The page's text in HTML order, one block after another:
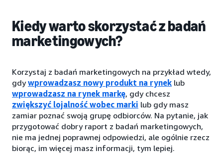
Kiedy warto skorzystać z badań
marketingowych?
Korzystaj z badań marketingowych na przykład wtedy,
gdywprowadzasz nowy produkt na rynek lub
wprowadzasz na rynek markę, gdy chcesz
zwiększyć lojalność wobec marki lub gdy masz
zamiar poznać swoją grupę odbiorców. Na pytanie, jak
przygotować dobry raport z badań marketingowych,
nie ma jednej poprawnej odpowiedzi, ale ogólnie rzecz
biorąc, im więcej masz informacji, tym lepiej.